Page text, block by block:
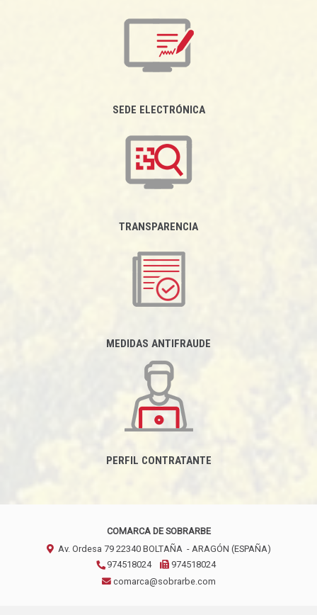
SEDE ELECTRÓNICA
TRANSPARENCIA
MEDIDAS ANTIFRAUDE
PERFIL CONTRATANTE
COMARCA DE SOBRARBE
Av. Ordesa 79 22340 BOLTAÑA - ARAGÓN (ESPAÑA)
974518024
974518024
comarca@sobrarbe.com